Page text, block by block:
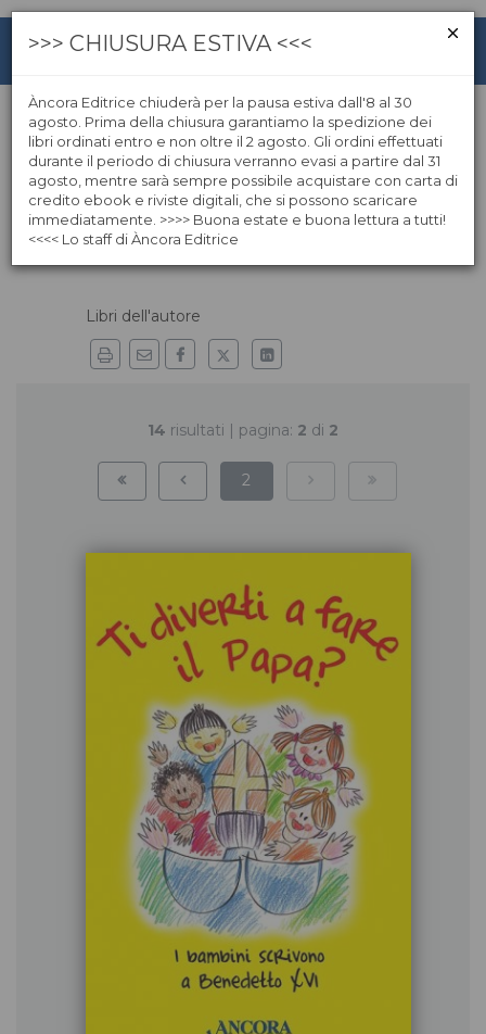
Zaira Zuffetti
Zaira Zuffetti, saggista e già docente di Lettere nei Licei,
vive a Lodi. Con Àncora ha pubblicato diversi volumi.
Libri dell'autore
14 risultati | pagina: 2 di 2
2
>>> CHIUSURA ESTIVA <<<
Àncora Editrice chiuderà per la pausa estiva dall'8 al 30
agosto. Prima della chiusura garantiamo la spedizione dei
libri ordinati entro e non oltre il 2 agosto. Gli ordini effettuati
durante il periodo di chiusura verranno evasi a partire dal 31
agosto, mentre sarà sempre possibile acquistare con carta di
credito ebook e riviste digitali, che si possono scaricare
immediatamente. >>>> Buona estate e buona lettura a tutti!
<<<< Lo staff di Àncora Editrice